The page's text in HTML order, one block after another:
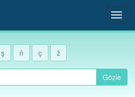
ş ň ç ž
Gözle